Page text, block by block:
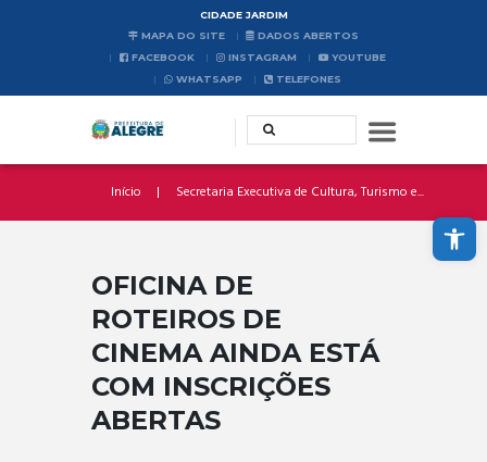
Abrir a barra de ferramentas
CIDADE JARDIM
MAPA DO SITE
DADOS ABERTOS
FACEBOOK
INSTAGRAM
YOUTUBE
WHATSAPP
TELEFONES
Início Secretaria Executiva de Cultura, Turismo e...
OFICINA DE
ROTEIROS DE
CINEMA AINDA ESTÁ
COM INSCRIÇÕES
ABERTAS